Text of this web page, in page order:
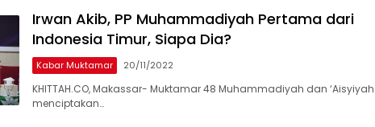
Irwan Akib, PP Muhammadiyah Pertama dari
Indonesia Timur, Siapa Dia?
Kabar Muktamar 20/11/2022
KHITTAH.CO, Makassar- Muktamar 48 Muhammadiyah dan ‘Aisyiyah
menciptakan…